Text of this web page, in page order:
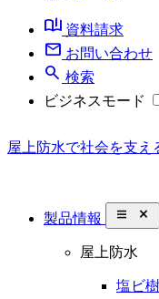
book_ribbon 資料請求
mail お問い合わせ
search 検索
ビジネスモード
屋上防水で社会を支え
製品情報 close_small
屋上防水
塩ビ